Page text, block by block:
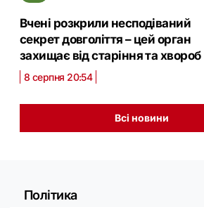
Вчені розкрили несподіваний
секрет довголіття – цей орган
захищає від старіння та хвороб
8 серпня 20:54
Всі новини
Політика